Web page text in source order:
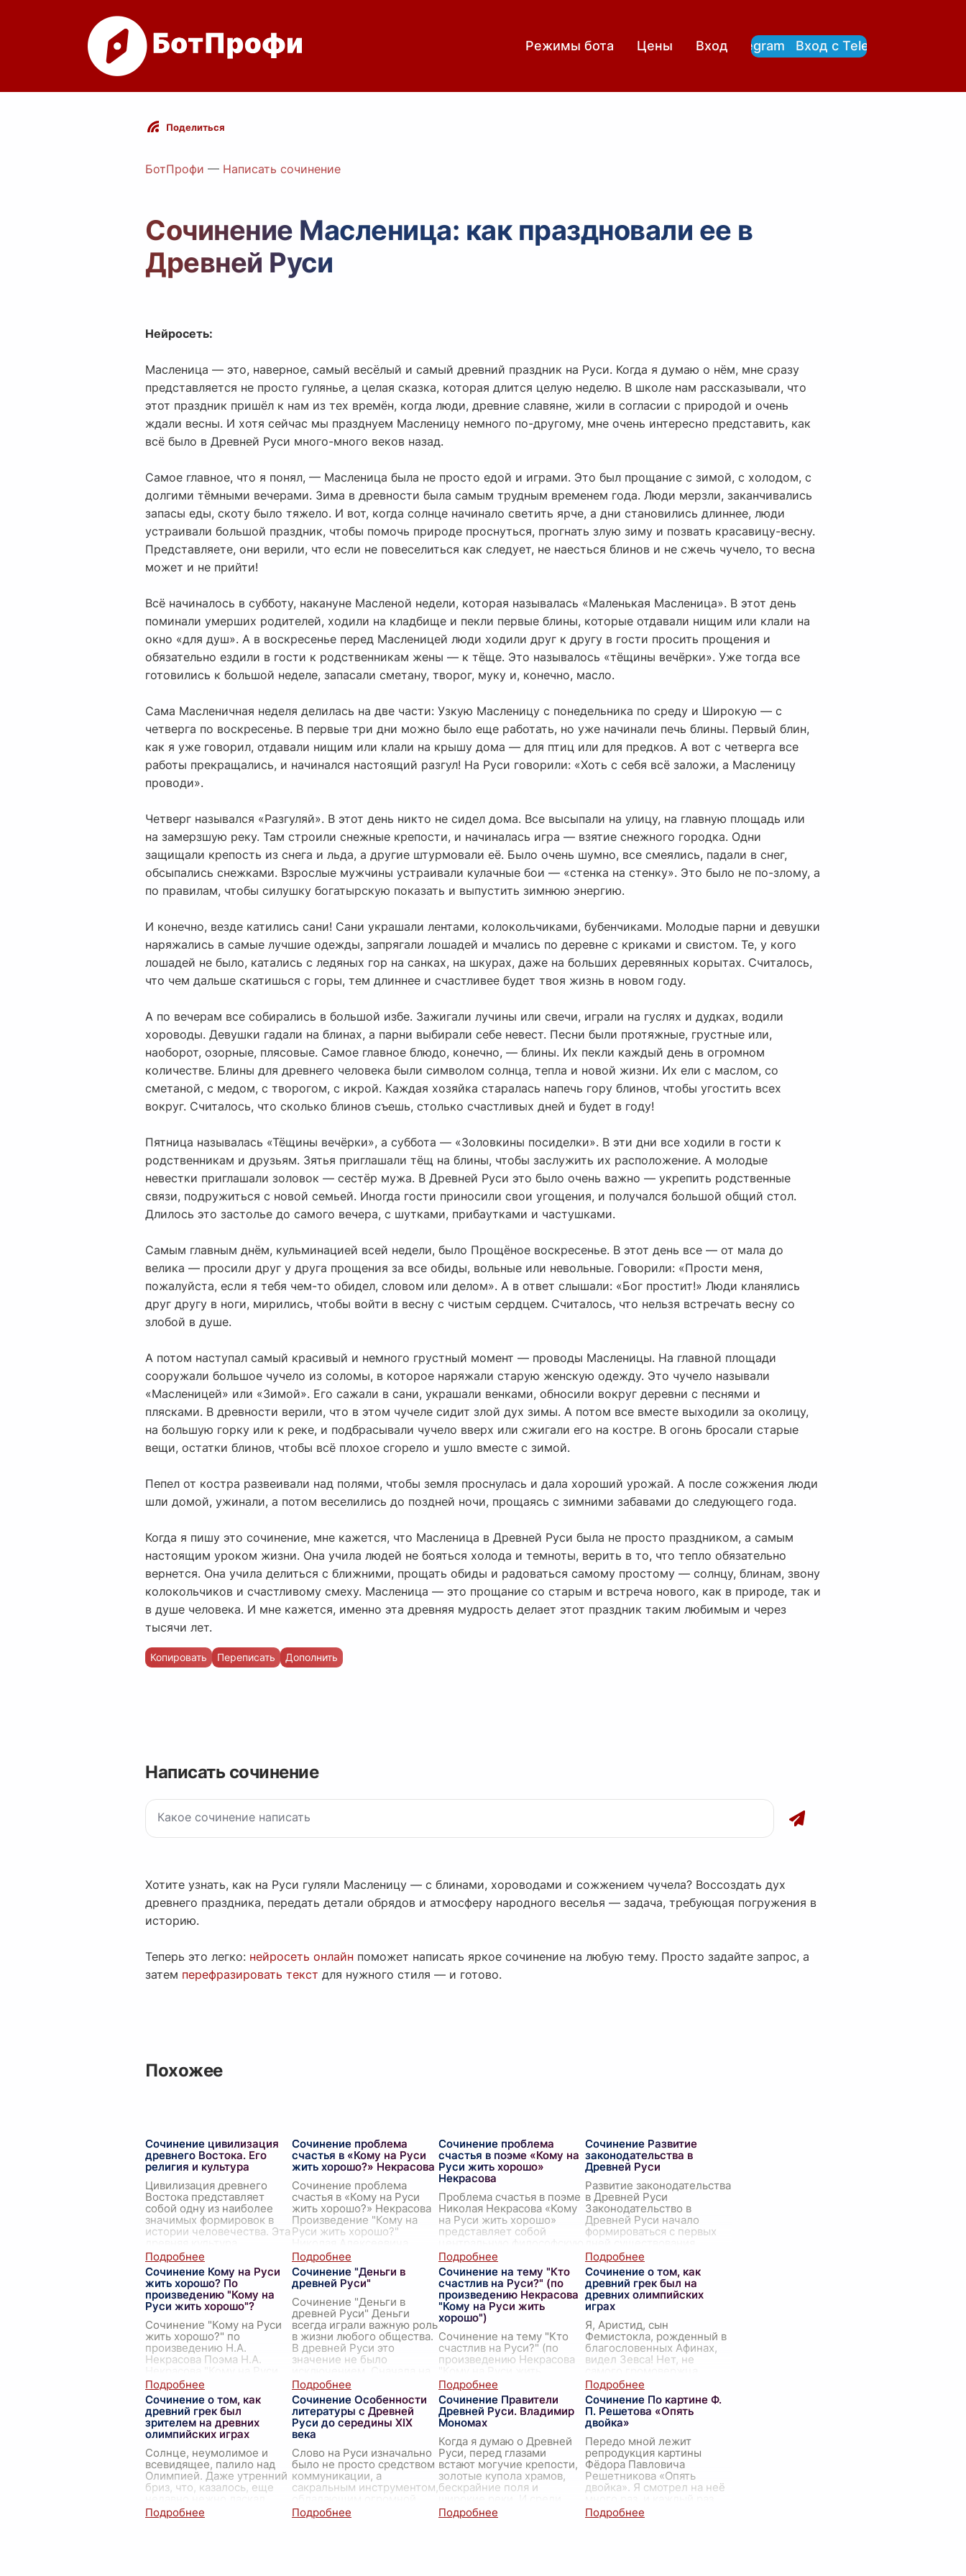
Режимы бота Цены Вход
Вход с Telegram Вход с Telegram
Поделиться
БотПрофи — Написать сочинение
Сочинение Масленица: как праздновали ее в
Древней Руси
Нейросеть:
Масленица — это, наверное, самый весёлый и самый древний праздник на Руси. Когда я думаю о нём, мне сразу
представляется не просто гулянье, а целая сказка, которая длится целую неделю. В школе нам рассказывали, что
этот праздник пришёл к нам из тех времён, когда люди, древние славяне, жили в согласии с природой и очень
ждали весны. И хотя сейчас мы празднуем Масленицу немного по-другому, мне очень интересно представить, как
всё было в Древней Руси много-много веков назад.
Самое главное, что я понял, — Масленица была не просто едой и играми. Это был прощание с зимой, с холодом, с
долгими тёмными вечерами. Зима в древности была самым трудным временем года. Люди мерзли, заканчивались
запасы еды, скоту было тяжело. И вот, когда солнце начинало светить ярче, а дни становились длиннее, люди
устраивали большой праздник, чтобы помочь природе проснуться, прогнать злую зиму и позвать красавицу-весну.
Представляете, они верили, что если не повеселиться как следует, не наесться блинов и не сжечь чучело, то весна
может и не прийти!
Всё начиналось в субботу, накануне Масленой недели, которая называлась «Маленькая Масленица». В этот день
поминали умерших родителей, ходили на кладбище и пекли первые блины, которые отдавали нищим или клали на
окно «для душ». А в воскресенье перед Масленицей люди ходили друг к другу в гости просить прощения и
обязательно ездили в гости к родственникам жены — к тёще. Это называлось «тёщины вечёрки». Уже тогда все
готовились к большой неделе, запасали сметану, творог, муку и, конечно, масло.
Сама Масленичная неделя делилась на две части: Узкую Масленицу с понедельника по среду и Широкую — с
четверга по воскресенье. В первые три дни можно было еще работать, но уже начинали печь блины. Первый блин,
как я уже говорил, отдавали нищим или клали на крышу дома — для птиц или для предков. А вот с четверга все
работы прекращались, и начинался настоящий разгул! На Руси говорили: «Хоть с себя всё заложи, а Масленицу
проводи».
Четверг назывался «Разгуляй». В этот день никто не сидел дома. Все высыпали на улицу, на главную площадь или
на замерзшую реку. Там строили снежные крепости, и начиналась игра — взятие снежного городка. Одни
защищали крепость из снега и льда, а другие штурмовали её. Было очень шумно, все смеялись, падали в снег,
обсыпались снежками. Взрослые мужчины устраивали кулачные бои — «стенка на стенку». Это было не по-злому, а
по правилам, чтобы силушку богатырскую показать и выпустить зимнюю энергию.
И конечно, везде катились сани! Сани украшали лентами, колокольчиками, бубенчиками. Молодые парни и девушки
наряжались в самые лучшие одежды, запрягали лошадей и мчались по деревне с криками и свистом. Те, у кого
лошадей не было, катались с ледяных гор на санках, на шкурах, даже на больших деревянных корытах. Считалось,
что чем дальше скатишься с горы, тем длиннее и счастливее будет твоя жизнь в новом году.
А по вечерам все собирались в большой избе. Зажигали лучины или свечи, играли на гуслях и дудках, водили
хороводы. Девушки гадали на блинах, а парни выбирали себе невест. Песни были протяжные, грустные или,
наоборот, озорные, плясовые. Самое главное блюдо, конечно, — блины. Их пекли каждый день в огромном
количестве. Блины для древнего человека были символом солнца, тепла и новой жизни. Их ели с маслом, со
сметаной, с медом, с творогом, с икрой. Каждая хозяйка старалась напечь гору блинов, чтобы угостить всех
вокруг. Считалось, что сколько блинов съешь, столько счастливых дней и будет в году!
Пятница называлась «Тёщины вечёрки», а суббота — «Золовкины посиделки». В эти дни все ходили в гости к
родственникам и друзьям. Зятья приглашали тёщ на блины, чтобы заслужить их расположение. А молодые
невестки приглашали золовок — сестёр мужа. В Древней Руси это было очень важно — укрепить родственные
связи, подружиться с новой семьей. Иногда гости приносили свои угощения, и получался большой общий стол.
Длилось это застолье до самого вечера, с шутками, прибаутками и частушками.
Самым главным днём, кульминацией всей недели, было Прощёное воскресенье. В этот день все — от мала до
велика — просили друг у друга прощения за все обиды, вольные или невольные. Говорили: «Прости меня,
пожалуйста, если я тебя чем-то обидел, словом или делом». А в ответ слышали: «Бог простит!» Люди кланялись
друг другу в ноги, мирились, чтобы войти в весну с чистым сердцем. Считалось, что нельзя встречать весну со
злобой в душе.
А потом наступал самый красивый и немного грустный момент — проводы Масленицы. На главной площади
сооружали большое чучело из соломы, в которое наряжали старую женскую одежду. Это чучело называли
«Масленицей» или «Зимой». Его сажали в сани, украшали венками, обносили вокруг деревни с песнями и
плясками. В древности верили, что в этом чучеле сидит злой дух зимы. А потом все вместе выходили за околицу,
на большую горку или к реке, и подбрасывали чучело вверх или сжигали его на костре. В огонь бросали старые
вещи, остатки блинов, чтобы всё плохое сгорело и ушло вместе с зимой.
Пепел от костра развеивали над полями, чтобы земля проснулась и дала хороший урожай. А после сожжения люди
шли домой, ужинали, а потом веселились до поздней ночи, прощаясь с зимними забавами до следующего года.
Когда я пишу это сочинение, мне кажется, что Масленица в Древней Руси была не просто праздником, а самым
настоящим уроком жизни. Она учила людей не бояться холода и темноты, верить в то, что тепло обязательно
вернется. Она учила делиться с ближними, прощать обиды и радоваться самому простому — солнцу, блинам, звону
колокольчиков и счастливому смеху. Масленица — это прощание со старым и встреча нового, как в природе, так и
в душе человека. И мне кажется, именно эта древняя мудрость делает этот праздник таким любимым и через
тысячи лет.
Копировать Переписать Дополнить
Написать сочинение
Хотите узнать, как на Руси гуляли Масленицу — с блинами, хороводами и сожжением чучела? Воссоздать дух
древнего праздника, передать детали обрядов и атмосферу народного веселья — задача, требующая погружения в
историю.
Теперь это легко: нейросеть онлайн поможет написать яркое сочинение на любую тему. Просто задайте запрос, а
затем перефразировать текст для нужного стиля — и готово.
Похожее
Сочинение цивилизация
древнего Востока. Его
религия и культура
Цивилизация древнего
Востока представляет
собой одну из наиболее
значимых формировок в
истории человечества. Эта
зародившаяся в долинах
великих рек, таких как
Нил...
Сочинение проблема
счастья в «Кому на Руси
жить хорошо?» Некрасова
Сочинение проблема
счастья в «Кому на Руси
жить хорошо?» Некрасова
Произведение "Кому на
Руси жить хорошо?"
Некрасова — это одно из
самых значительных
произвед...
Сочинение проблема
счастья в поэме «Кому на
Руси жить хорошо»
Некрасова
Проблема счастья в поэме
Николая Некрасова «Кому
на Руси жить хорошо»
представляет собой
и социальную тему
произведения. Поэма
исследует стремление
человека ...
Сочинение Развитие
законодательства в
Древней Руси
Развитие законодательства
в Древней Руси
Законодательство в
Древней Руси начало
формироваться с первых
государства, когда князья и
народные судьи начали
решать...
Сочинение Кому на Руси
жить хорошо? По
произведению "Кому на
Руси жить хорошо"?
Сочинение "Кому на Руси
жить хорошо?" по
произведению Н.А.
Некрасова Поэма Н.А.
жить хорошо?"
представляет собой
масштабное философское
исследование о судь...
Сочинение "Деньги в
древней Руси"
Сочинение "Деньги в
древней Руси" Деньги
всегда играли важную роль
в жизни любого общества.
В древней Руси это
значение не было
территории древнерусских
зе...
Сочинение на тему "Кто
счастлив на Руси?" (по
произведению Некрасова
"Кому на Руси жить
хорошо")
Сочинение на тему "Кто
счастлив на Руси?" (по
произведению Некрасова
хорошо") Николай
Алексеевич Некрасов в
своем произведении "Кому
на Руси жить хорошо"
поднял...
Сочинение о том, как
древний грек был на
древних олимпийских
играх
Я, Аристид, сын
Фемистокла, рожденный в
благословенных Афинах,
видел Зевса! Нет, не
восседающего на Олимпе,
но его живое воплощение
– его храм в Олимпии, его
ст...
Сочинение о том, как
древний грек был
зрителем на древних
олимпийских играх
Солнце, неумолимое и
всевидящее, палило над
Олимпией. Даже утренний
бриз, что, казалось, еще
оливковые рощи, уступил
место знойному дыханию
Сочинение Особенности
литературы с Древней
Руси до середины XIX
века
Слово на Руси изначально
было не просто средством
коммуникации, а
сакральным инструментом,
силой. Оно использовалось
для передачи мудрости
Сочинение Правители
Древней Руси. Владимир
Мономах
Когда я думаю о Древней
Руси, перед глазами
встают могучие крепости,
золотые купола храмов,
бескрайние поля и
этой красоты я вижу князей
— мудрых правителей,
Сочинение По картине Ф.
П. Решетова «Опять
двойка»
Передо мной лежит
репродукция картины
Фёдора Павловича
Решетникова «Опять
двойка». Я смотрел на неё
она вызывает у меня
смешанные чувства. С